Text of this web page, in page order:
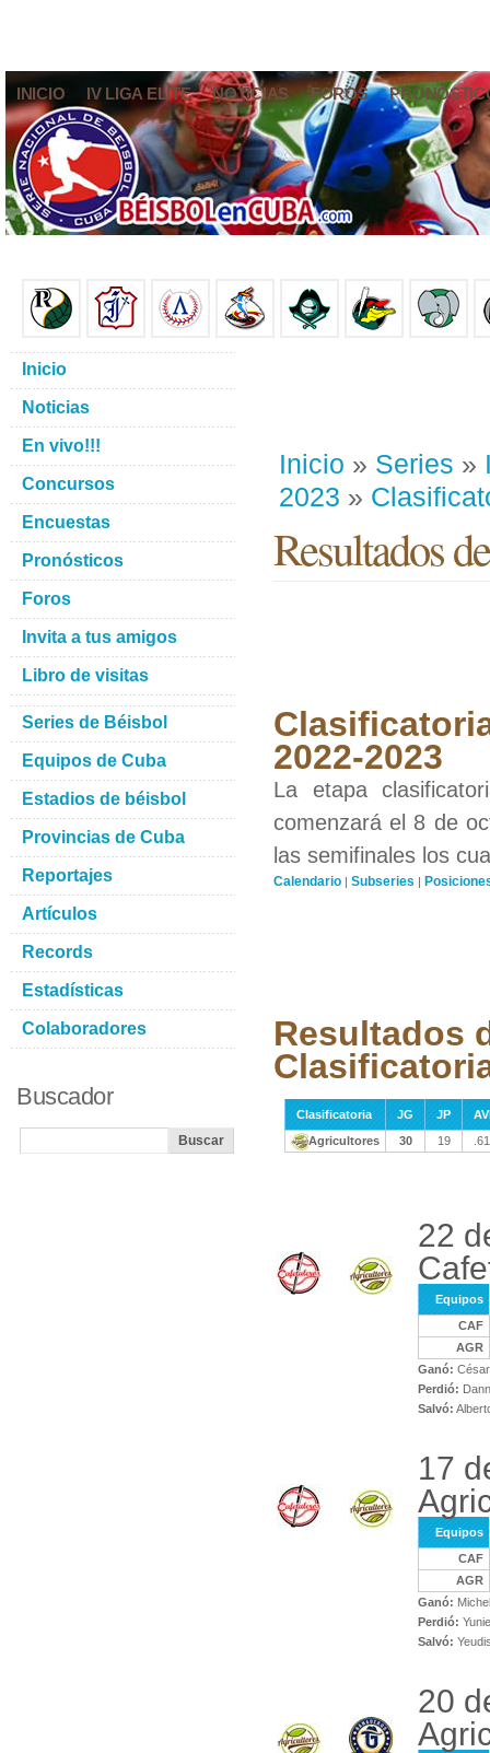
INICIO IV LIGA ELITE NOTICIAS FOROS
Inicio » Series »
2023 »
Resultados
2022-2023
La etapa
comenzará el 8 de
las semifinales los
Calendario | Subseries |
Resultados
Clasificatoria JG JP
Agricultores
30 19
22
Equipos
CAF
AGR
Ganó:
Perdió:
Salvó:
17
Equipos
CAF
AGR
Ganó:
Perdió:
Salvó:
20
Inicio
Noticias
En vivo!!!
Concursos
Encuestas
Pronósticos
Foros
Invita a tus amigos
Libro de visitas
Series de Béisbol
Equipos de Cuba
Estadios de béisbol
Provincias de Cuba
Reportajes
Artículos
Records
Estadísticas
Colaboradores
Buscador